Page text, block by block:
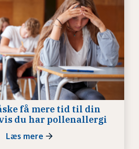
få mere tid til din
du har pollenallergi
Læs mere